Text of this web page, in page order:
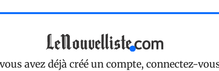
avez déjà créé un compte, connectez-